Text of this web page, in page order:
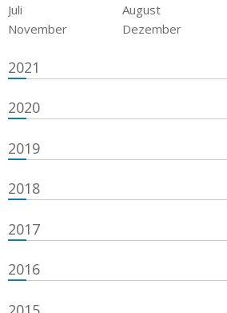
Juli
August
November
Dezember
2021
2020
2019
2018
2017
2016